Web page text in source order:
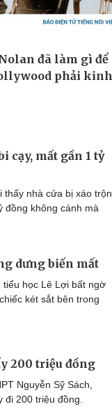
cạy, mất gần 1 tỷ
nhà cửa bị xáo trộn,
đồng không cánh mà
dưng biến mất
học Lê Lợi bất ngờ
két sắt bên trong
200 triệu đồng
Nguyễn Sỹ Sách,
200 triệu đồng.